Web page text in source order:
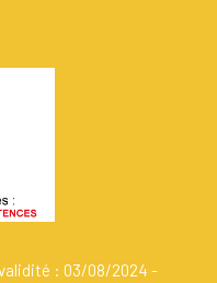
validité : 03/08/2024 -